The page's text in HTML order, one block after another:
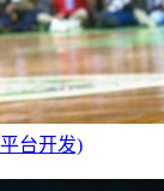
台开发)